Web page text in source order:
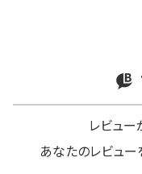
レビュー
あなたのレビュー